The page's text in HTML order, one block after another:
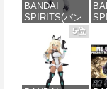
BANDAI
SPIRITS(バン
ダイ スピリッ
ツ) 30MS SIS-
J00 メルンジ
ャ[カラーA] 色
分け済みプラ
モデル
ト
ン
5位